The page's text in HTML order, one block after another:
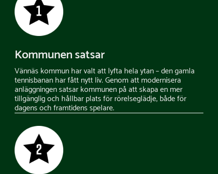
Kommunen satsar
Vännäs kommun har valt att lyfta hela ytan – den gamla
tennisbanan har fått nytt liv. Genom att modernisera
anläggningen satsar kommunen på att skapa en mer
tillgänglig och hållbar plats för rörelseglädje, både för
dagens och framtidens spelare.